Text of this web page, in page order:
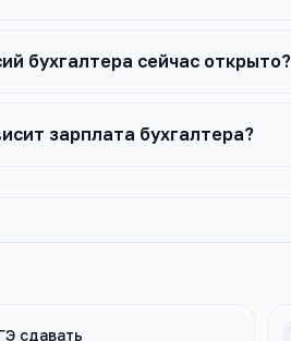
бухгалтера сейчас открыто?
зарплата бухгалтера?
сдавать